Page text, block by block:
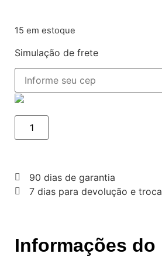
15 em estoque
Simulação de frete
90 dias de garantia
7 dias para devolução e
Informações